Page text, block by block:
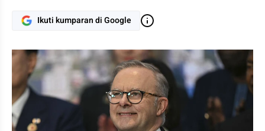
Ikuti kumparan di Google